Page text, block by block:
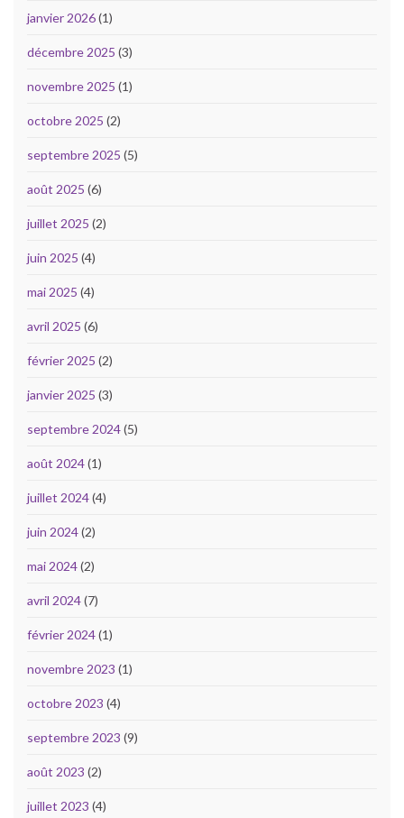
janvier 2026(1)
décembre 2025 (3)
novembre 2025 (1)
octobre 2025 (2)
septembre 2025 (5)
août 2025 (6)
juillet 2025 (2)
juin 2025 (4)
mai 2025 (4)
avril 2025 (6)
février 2025 (2)
janvier 2025 (3)
septembre 2024(5)
août 2024(1)
juillet 2024(4)
juin 2024(2)
mai 2024(2)
avril 2024(7)
février 2024(1)
novembre 2023 (1)
octobre 2023 (4)
septembre 2023 (9)
août 2023 (2)
juillet 2023 (4)